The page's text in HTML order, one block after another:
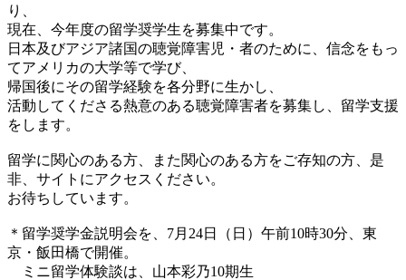
り、
現在、今年度の留学奨学生を募集中です。
日本及びアジア諸国の聴覚障害児・者のために、信念をもっ
てアメリカの大学等で学び、
帰国後にその留学経験を各分野に生かし、
活動してくださる熱意のある聴覚障害者を募集し、留学支援
をします。
留学に関心のある方、また関心のある方をご存知の方、是
非、サイトにアクセスください。
お待ちしています。
＊留学奨学金説明会を、7月24日（日）午前10時30分、東
京・飯田橋で開催。
ミニ留学体験談は、山本彩乃10期生